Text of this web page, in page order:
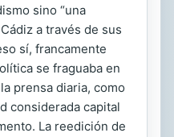
sino “una
a través de sus
sí, francamente
se fraguaba en
prensa diaria, como
considerada capital
La reedición de